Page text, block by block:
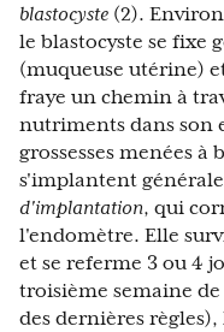
blastocyste (2).
le blastocyste se fixe
(muqueuse utérine)
fraye un chemin à
nutriments dans son
grossesses menées à
s'implantent
d'implantation, qui
l'endomètre. Elle
et se referme 3 ou 4
troisième semaine
des dernières